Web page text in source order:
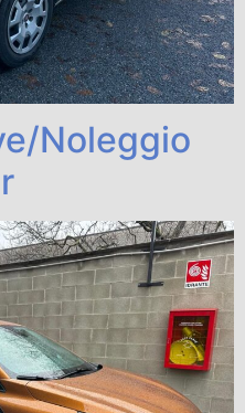
Noleggio